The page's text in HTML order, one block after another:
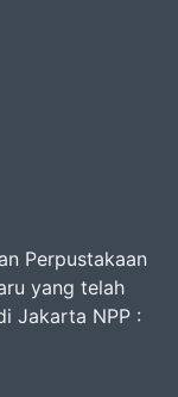
Perpustakaan
yang telah
Jakarta NPP :